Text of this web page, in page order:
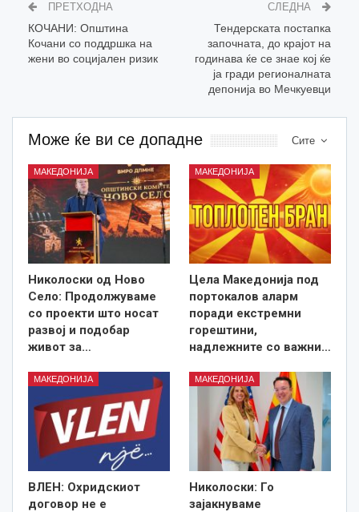
ПРЕТХОДНА
КОЧАНИ: Општина
Кочани со поддршка на
жени во социјален ризик
СЛЕДНА
Тендерската постапка
започната, до крајот на
годинава ќе се знае кој ќе
ја гради регионалната
депонија во Мечкуевци
Сите
Може ќе ви се допадне
МАКЕДОНИЈА
Николоски од Ново
Село: Продолжуваме
со проекти што носат
развој и подобар
живот за…
МАКЕДОНИЈА
Цела Македонија под
портокалов аларм
поради екстремни
горештини,
надлежните со важни…
МАКЕДОНИЈА
ВЛЕН: Охридскиот
договор не е
МАКЕДОНИЈА
Николоски: Го
зајакнуваме